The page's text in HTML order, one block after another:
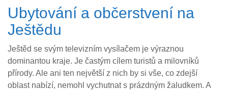
Ubytování a občerstvení na
Ještědu
Ještěd se svým televizním vysílačem je výraznou
dominantou kraje. Je častým cílem turistů a milovníků
přírody. Ale ani ten největší z nich by si vše, co zdejší
oblast nabízí, nemohl vychutnat s prázdným žaludkem. A